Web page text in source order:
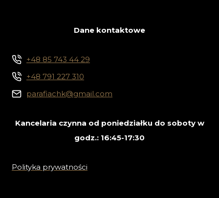
Dane kontaktowe
+48 85 743 44 29
+48 791 227 310
parafiachk@gmail.com
Kancelaria czynna od poniedziałku do soboty w
godz.: 16:45-17:30
Polityka prywatności